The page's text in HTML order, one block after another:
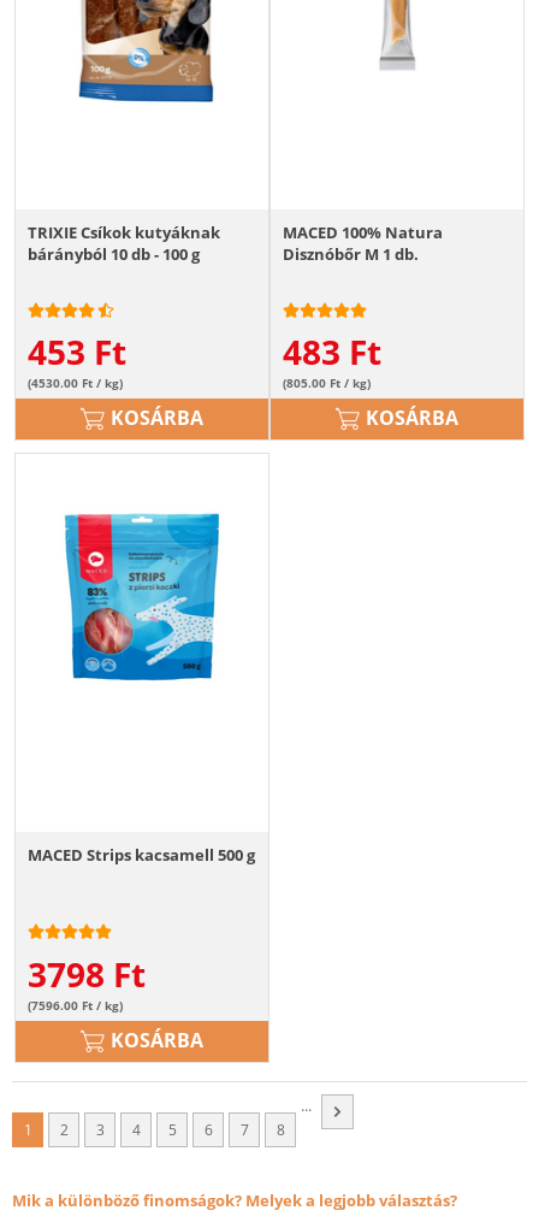
TRIXIE Csíkok kutyáknak
bárányból 10 db - 100 g
453 Ft
(4530.00 Ft / kg)
KOSÁRBA
MACED 100% Natura
Disznóbőr M 1 db.
483 Ft
(805.00 Ft / kg)
KOSÁRBA
MACED Strips kacsamell 500 g
3798 Ft
(7596.00 Ft / kg)
KOSÁRBA
1 2 3 4 5 6 7 8
...
Mik a különböző finomságok? Melyek a legjobb választás?